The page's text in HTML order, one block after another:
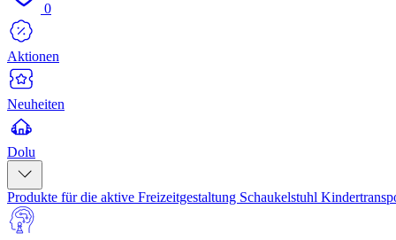
0
Aktionen
Neuheiten
Dolu
Produkte für die aktive Freizeitgestaltung Schaukelstuhl